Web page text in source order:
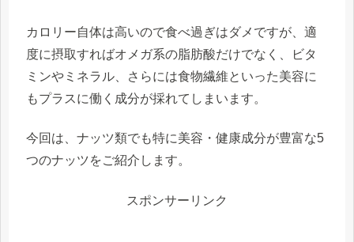
カロリー自体は高いので食べ過ぎはダメですが、適
度に摂取すればオメガ系の脂肪酸だけでなく、ビタ
ミンやミネラル、さらには食物繊維といった美容に
もプラスに働く成分が採れて しまいます。
今回は、ナッツ類でも特に美容・健康成分が豊富な5
つのナッツをご紹介します。
スポンサーリンク